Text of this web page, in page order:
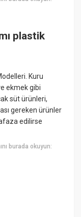
plastik
Kuru
ekmek gibi
süt ürünleri,
gereken ürünler
edilirse
burada okuyun: